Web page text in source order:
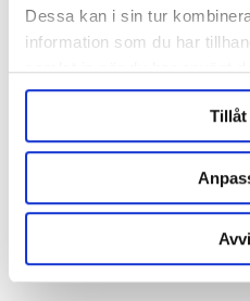
Dessa kan i sin tur
information som du har
samlat in när du har använt
Tillåt
Begagnat Corneliusfat 12 L
Kulkoppling